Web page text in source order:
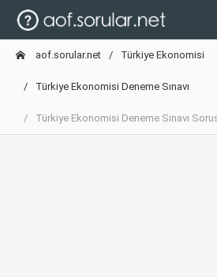
aof.sorular.net Türkiye Ekonomisi
Türkiye Ekonomisi Deneme Sınavı
Türkiye Ekonomisi Deneme Sınavı